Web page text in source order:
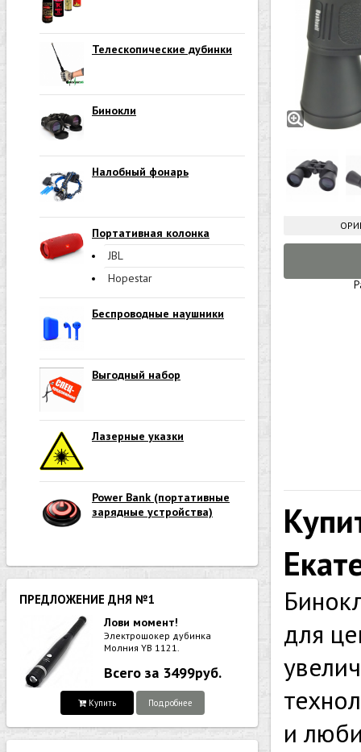
Телескопические дубинки
Бинокли
Налобный фонарь
Портативная колонка
JBL
Hopestar
Беспроводные наушники
Выгодный набор
Лазерные указки
Power Bank (портативные
зарядные устройства)
ПРЕДЛОЖЕНИЕ ДНЯ №1
Лови момент!
Электрошокер дубинка
Молния YB 1121.
Всего за 3499руб.
Купить Подробнее
для
и